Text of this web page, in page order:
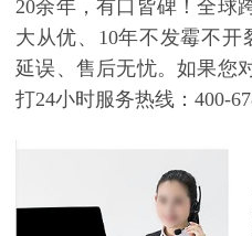
20余年，有口皆碑！全球
大从优、 10年不发霉不开
延误、售后无忧。如果您
打24小时服务热线：400-